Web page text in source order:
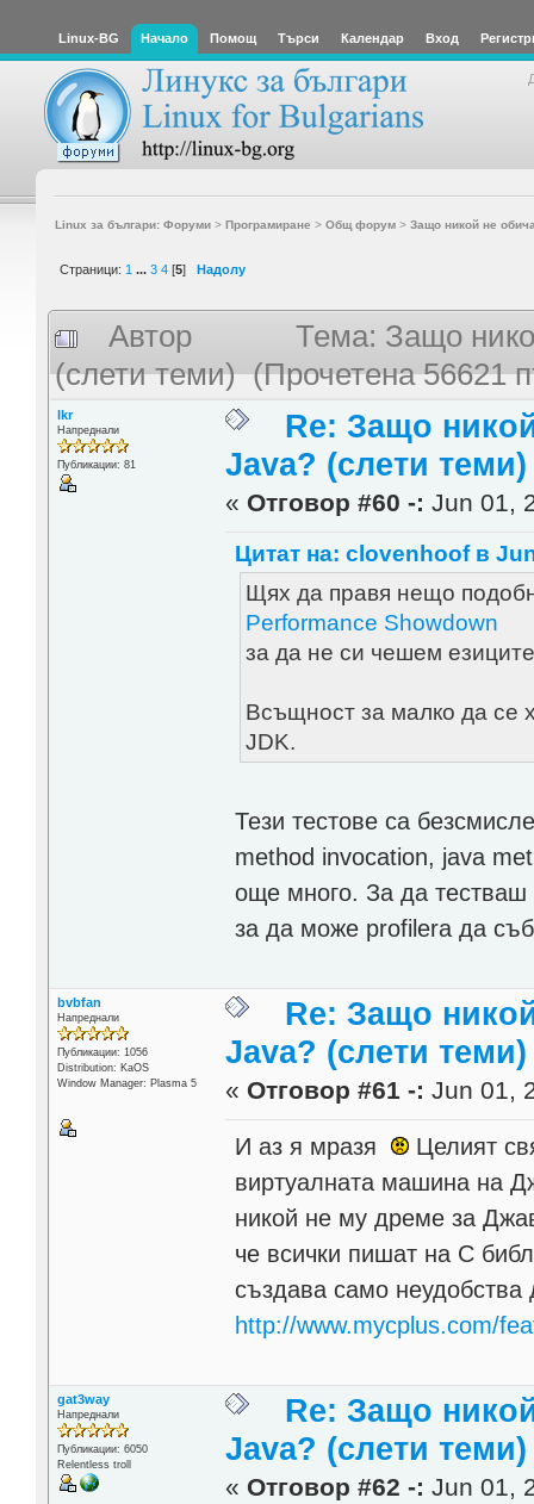
Linux-BG Начало Помощ Търси Календар Вход
Linux за българи: Форуми> Програмиране > Общ форум> Защо никой не
Страници: 1 ... 3 4 [5] Надолу
Автор
Тема: Защо
(слети теми) (Прочетена 56621
lkr
Напреднали
Публикации: 81
Re: Защо
Java? (слети теми)
« Отговор #60 -: Jun 01,
Цитат на: clovenhoof в
Щях да правя нещо
Performance Showdown
за да не си чешем
Всъщност за малко да се
JDK.
Тези тестове са
method invocation, java
още много. За да
за да може profilera да
bvbfan
Напреднали
Публикации: 1056
Distribution: KaOS
Window Manager: Plasma 5
Re: Защо
Java? (слети теми)
« Отговор #61 -: Jun 01,
И аз я мразя
Целият
виртуалната машина на
никой не му дреме за
че всички пишат на С
създава само
http://www.mycplus.com/
gat3way
Напреднали
Публикации: 6050
Relentless troll
Re: Защо
Java? (слети теми)
« Отговор #62 -: Jun 01,